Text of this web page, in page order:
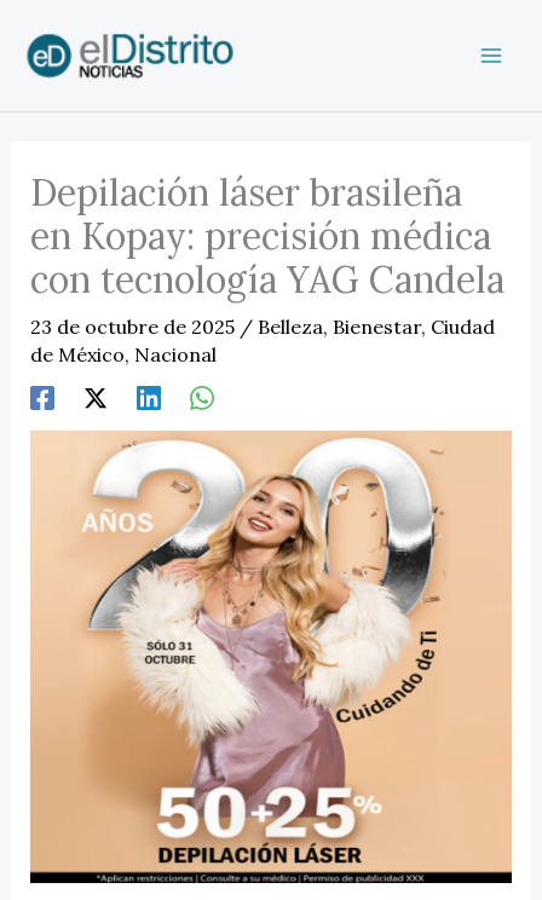
contenido
Depilación láser brasileña
en Kopay: precisión médica
con tecnología YAG Candela
23 de octubre de 2025 / Belleza, Bienestar, Ciudad
de México, Nacional